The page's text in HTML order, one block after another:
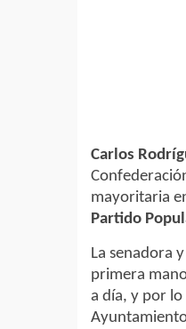
Carlos
mayoritaria
Partido
La senadora
primera
a día, y por lo